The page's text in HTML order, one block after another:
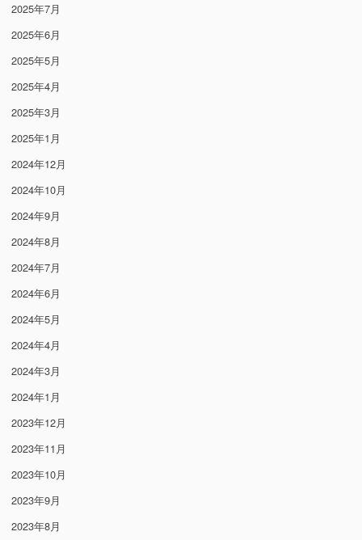
2025年7月
2025年6月
2025年5月
2025年4月
2025年3月
2025年1月
2024年12月
2024年10月
2024年9月
2024年8月
2024年7月
2024年6月
2024年5月
2024年4月
2024年3月
2024年1月
2023年12月
2023年11月
2023年10月
2023年9月
2023年8月